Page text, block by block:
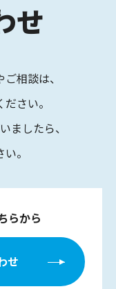
せ
相談は、
さい。
ましたら、
。
らから
せ